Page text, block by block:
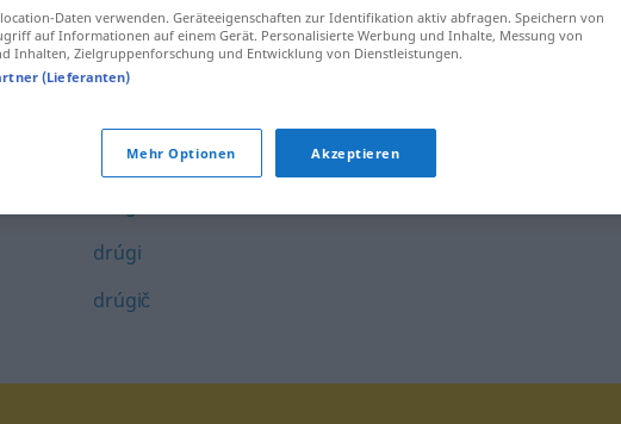
dróg
drózg
drôbčkan
drúgi
drúgič
Daten verwenden. Geräteeigenschaften zur Identifikation aktiv abfragen. Speichern von
auf Informationen auf einem Gerät. Personalisierte Werbung und Inhalte, Messung von
Inhalten, Zielgruppenforschung und Entwicklung von Dienstleistungen.
(Lieferanten)
Mehr Optionen Akzeptieren